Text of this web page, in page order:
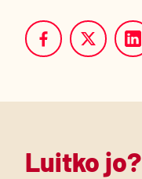
Luitko jo?